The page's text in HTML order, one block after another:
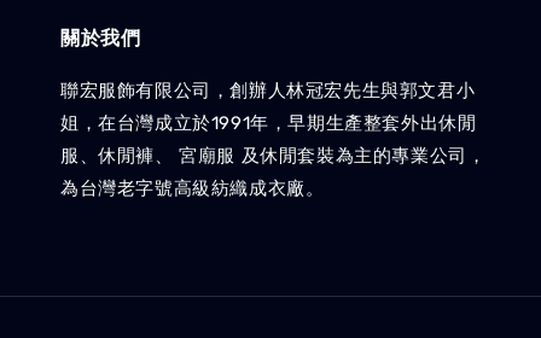
關於我們
聯宏服飾有限公司，創辦人林冠宏先生與郭文君小
姐，在台灣成立於1991年，早期生產整套外出休閒
服、休閒褲、 宮廟服 及休閒套裝為主的專業公司，
為台灣老字號高級紡織成衣廠。